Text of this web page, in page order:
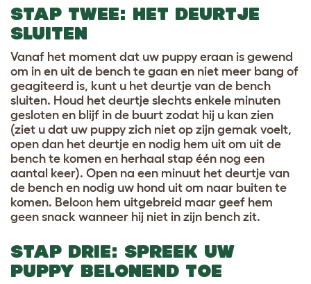
STAP TWEE: HET DEURTJE
SLUITEN
Vanaf het moment dat uw puppy eraan is gewend
om in en uit de bench te gaan en niet meer bang of
geagiteerd is, kunt u het deurtje van de bench
sluiten. Houd het deurtje slechts enkele minuten
gesloten en blijf in de buurt zodat hij u kan zien
(ziet u dat uw puppy zich niet op zijn gemak voelt,
open dan het deurtje en nodig hem uit om uit de
bench te komen en herhaal stap één nog een
aantal keer). Open na een minuut het deurtje van
de bench en nodig uw hond uit om naar buiten te
komen. Beloon hem uitgebreid maar geef hem
geen snack wanneer hij niet in zijn bench zit.
STAP DRIE: SPREEK UW
PUPPY BELONEND TOE